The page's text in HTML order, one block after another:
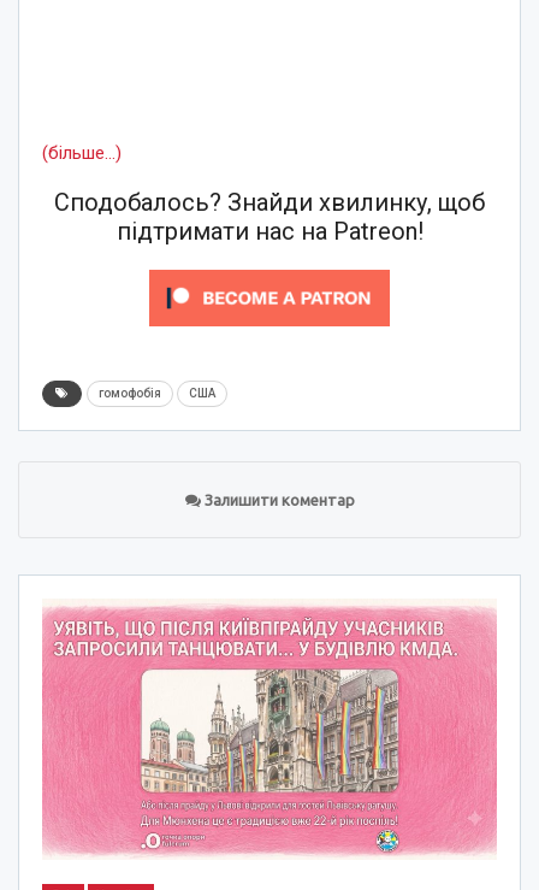
(більше…)
Сподобалось? Знайди хвилинку, щоб
підтримати нас на Patreon!
гомофобія США
Залишити коментар